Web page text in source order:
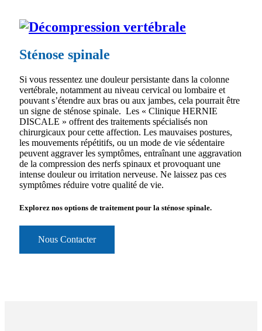
Sténose spinale
Si vous ressentez une douleur persistante dans la colonne
vertébrale, notamment au niveau cervical ou lombaire et
pouvant s’étendre aux bras ou aux jambes, cela pourrait être
un signe de sténose spinale. Les « Clinique HERNIE
DISCALE » offrent des traitements spécialisés non
chirurgicaux pour cette affection. Les mauvaises postures,
les mouvements répétitifs, ou un mode de vie sédentaire
peuvent aggraver les symptômes, entraînant une aggravation
de la compression des nerfs spinaux et provoquant une
intense douleur ou irritation nerveuse. Ne laissez pas ces
symptômes réduire votre qualité de vie.
Explorez nos options de traitement pour la sténose spinale.
Nous Contacter